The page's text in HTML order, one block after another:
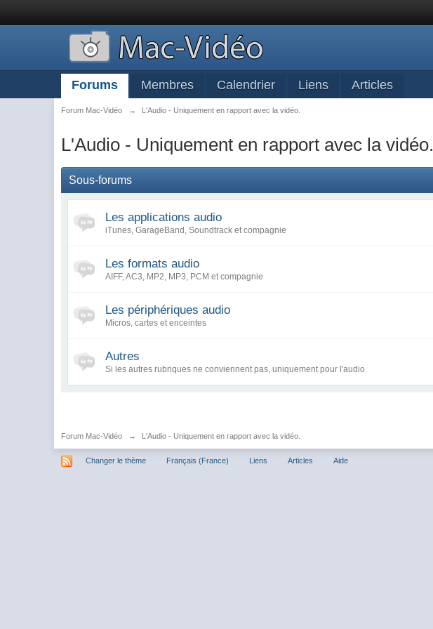
Forums Membres Calendrier Liens Articles
Forum Mac-Vidéo → L'Audio - Uniquement en rapport avec la vidéo.
L'Audio - Uniquement en rapport avec la vidéo.
Sous-forums
Les applications audio
iTunes, GarageBand, Soundtrack et compagnie
Les formats audio
AIFF, AC3, MP2, MP3, PCM et compagnie
Les périphériques audio
Micros, cartes et enceintes
Autres
Si les autres rubriques ne conviennent pas, uniquement pour l'audio
Forum Mac-Vidéo → L'Audio - Uniquement en rapport avec la vidéo.
Changer le thème Français (France) Liens Articles Aide